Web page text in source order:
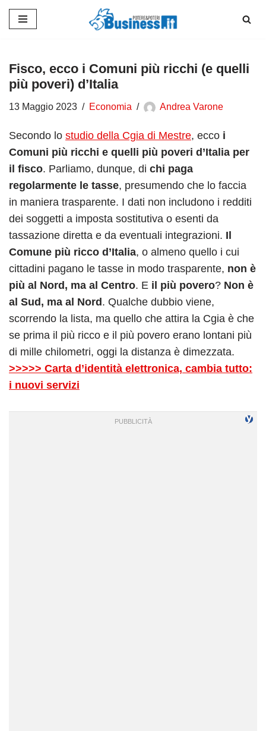
contenuto
Fisco, ecco i Comuni più ricchi (e quelli
più poveri) d’Italia
13 Maggio 2023 Economia Andrea Varone
Secondo lo studio della Cgia di Mestre, ecco i
Comuni più ricchi e quelli più poveri d’Italia per
il fisco. Parliamo, dunque, di chi paga
regolarmente le tasse, presumendo che lo faccia
in maniera trasparente. I dati non includono i redditi
dei soggetti a imposta sostitutiva o esenti da
tassazione diretta e da eventuali integrazioni. Il
Comune più ricco d’Italia, o almeno quello i cui
cittadini pagano le tasse in modo trasparente, non è
più al Nord, ma al Centro. E il più povero? Non è
al Sud, ma al Nord. Qualche dubbio viene,
scorrendo la lista, ma quello che attira la Cgia è che
se prima il più ricco e il più povero erano lontani più
di mille chilometri, oggi la distanza è dimezzata.
>>>>> Carta d’identità elettronica, cambia tutto:
i nuovi servizi